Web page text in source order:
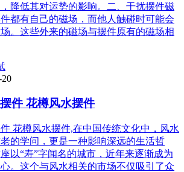
降低其对运势的影响。二、干扰摆件磁
都有自己的磁场，而他人触碰时可能会
。这些外来的磁场与摆件原有的磁场相
20
件 花樽风水摆件
花樽风水摆件,在中国传统文化中，风水
的学问，更是一种影响深远的生活哲
以“寿”字闻名的城市，近年来逐渐成为
。这个与风水相关的市场不仅吸引了众